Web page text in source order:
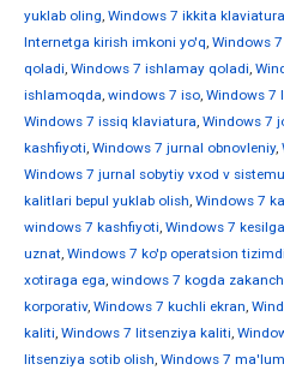
yuklab oling, Windows 7 ikkita
Internetga kirish imkoni yo'q, Windows
qoladi, Windows 7 ishlamay qoladi,
ishlamoqda, windows 7 iso, Windows 7
Windows 7 issiq klaviatura, Windows 7
kashfiyoti, Windows 7 jurnal obnovleniy,
Windows 7 jurnal sobytiy vxod v sistemu
kalitlari bepul yuklab olish, Windows 7
windows 7 kashfiyoti, Windows 7
uznat, Windows 7 ko'p operatsion
xotiraga ega, windows 7 kogda
korporativ, Windows 7 kuchli ekran,
kaliti, Windows 7 litsenziya kaliti,
litsenziya sotib olish, Windows 7